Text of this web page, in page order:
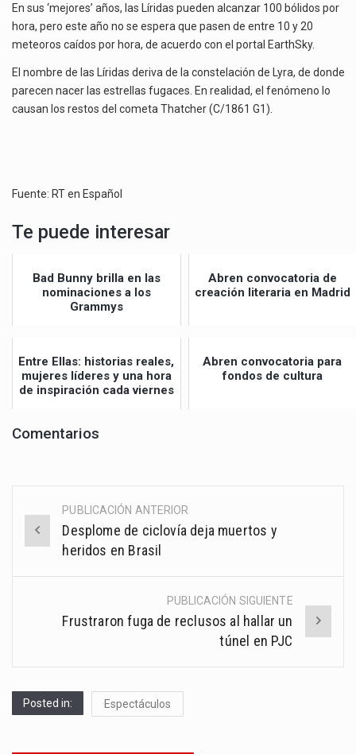
En sus ‘mejores’ años, las Líridas pueden alcanzar 100 bólidos por
hora, pero este año no se espera que pasen de entre 10 y 20
meteoros caídos por hora, de acuerdo con el portal EarthSky.
El nombre de las Líridas deriva de la constelación de Lyra, de donde
parecen nacer las estrellas fugaces. En realidad, el fenómeno lo
causan los restos del cometa Thatcher (C/1861 G1).
Fuente: RT en Español
Te puede interesar
Bad Bunny brilla en las
nominaciones a los
Grammys
Abren convocatoria de
creación literaria en Madrid
Entre Ellas: historias reales,
mujeres líderes y una hora
de inspiración cada viernes
Abren convocatoria para
fondos de cultura
Comentarios
Post
navigation
PUBLICACIÓN ANTERIOR
Desplome de ciclovía deja muertos y
heridos en Brasil
PUBLICACIÓN SIGUIENTE
Frustraron fuga de reclusos al hallar un
túnel en PJC
Posted in: Espectáculos